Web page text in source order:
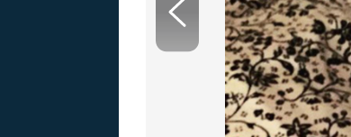
BRITSKÁ
KRÁLOVSKÁ
RODINA